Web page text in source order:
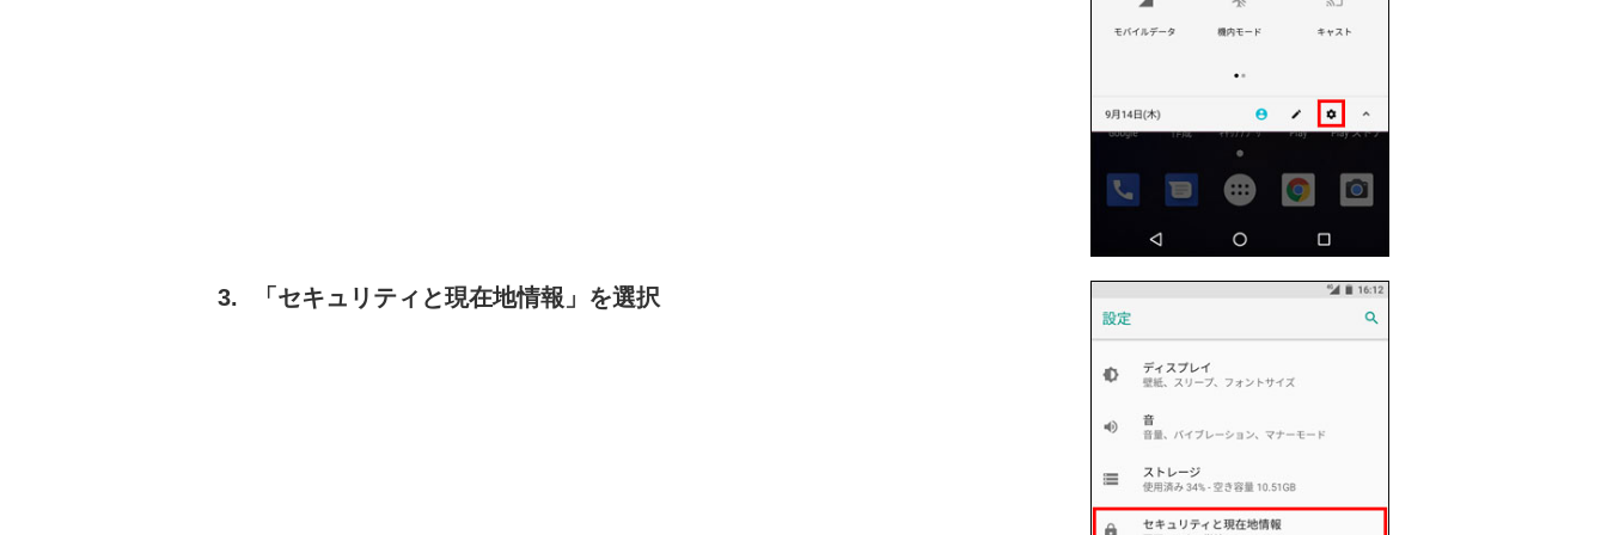
「セキュリティと現在地情報」を選択